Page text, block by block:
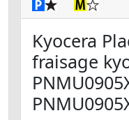
Kyocera
fraisage